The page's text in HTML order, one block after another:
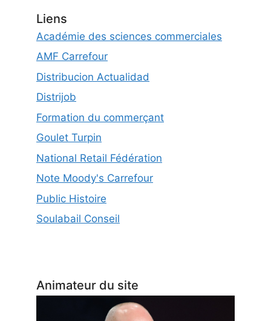
Liens
Académie des sciences commerciales
AMF Carrefour
Distribucion Actualidad
Distrijob
Formation du commerçant
Goulet Turpin
National Retail Fédération
Note Moody's Carrefour
Public Histoire
Soulabail Conseil
Animateur du site